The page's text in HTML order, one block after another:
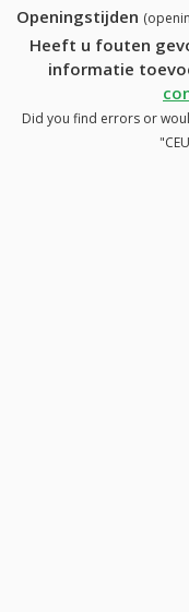
Openingstijden
Heeft u fouten
informatie
Did you find errors or